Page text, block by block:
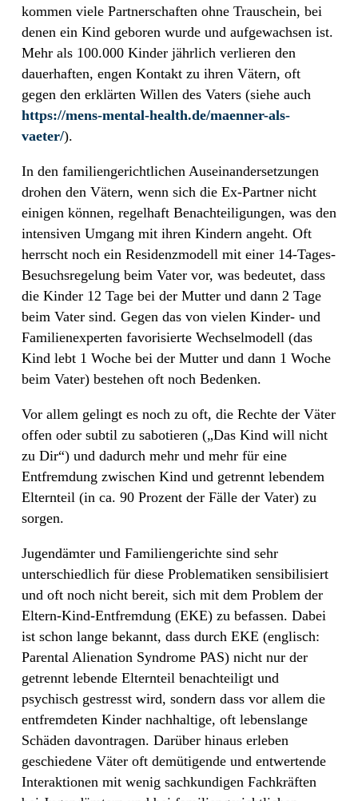
kommen viele Partnerschaften ohne Trauschein, bei
denen ein Kind geboren wurde und aufgewachsen ist.
Mehr als 100.000 Kinder jährlich verlieren den
dauerhaften, engen Kontakt zu ihren Vätern, oft
gegen den erklärten Willen des Vaters (siehe auch
https://mens-mental-health.de/maenner-als-
vaeter/).
In den familiengerichtlichen Auseinandersetzungen
drohen den Vätern, wenn sich die Ex-Partner nicht
einigen können, regelhaft Benachteiligungen, was den
intensiven Umgang mit ihren Kindern angeht. Oft
herrscht noch ein Residenzmodell mit einer 14-Tages-
Besuchsregelung beim Vater vor, was bedeutet, dass
die Kinder 12 Tage bei der Mutter und dann 2 Tage
beim Vater sind. Gegen das von vielen Kinder- und
Familienexperten favorisierte Wechselmodell (das
Kind lebt 1 Woche bei der Mutter und dann 1 Woche
beim Vater) bestehen oft noch Bedenken.
Vor allem gelingt es noch zu oft, die Rechte der Väter
offen oder subtil zu sabotieren („Das Kind will nicht
zu Dir“) und dadurch mehr und mehr für eine
Entfremdung zwischen Kind und getrennt lebendem
Elternteil (in ca. 90 Prozent der Fälle der Vater) zu
sorgen.
Jugendämter und Familiengerichte sind sehr
unterschiedlich für diese Problematiken sensibilisiert
und oft noch nicht bereit, sich mit dem Problem der
Eltern-Kind-Entfremdung (EKE) zu befassen. Dabei
ist schon lange bekannt, dass durch EKE (englisch:
Parental Alienation Syndrome PAS) nicht nur der
getrennt lebende Elternteil benachteiligt und
psychisch gestresst wird, sondern dass vor allem die
entfremdeten Kinder nachhaltige, oft lebenslange
Schäden davontragen. Darüber hinaus erleben
geschiedene Väter oft demütigende und entwertende
Interaktionen mit wenig sachkundigen Fachkräften